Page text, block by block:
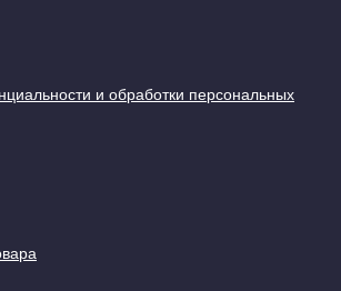
и обработки персональных